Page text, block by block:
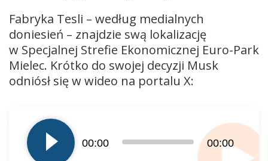
Fabryka Tesli – według medialnych
doniesień – znajdzie swą lokalizację
w Specjalnej Strefie Ekonomicznej Euro-Park
Mielec. Krótko do swojej decyzji Musk
odniósł się w wideo na portalu X:
plików
dźwiękowych
00:00 00:00